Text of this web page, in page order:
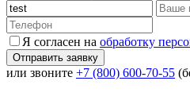
Я согласен на обработку
или звоните +7 (800) 600-70-55